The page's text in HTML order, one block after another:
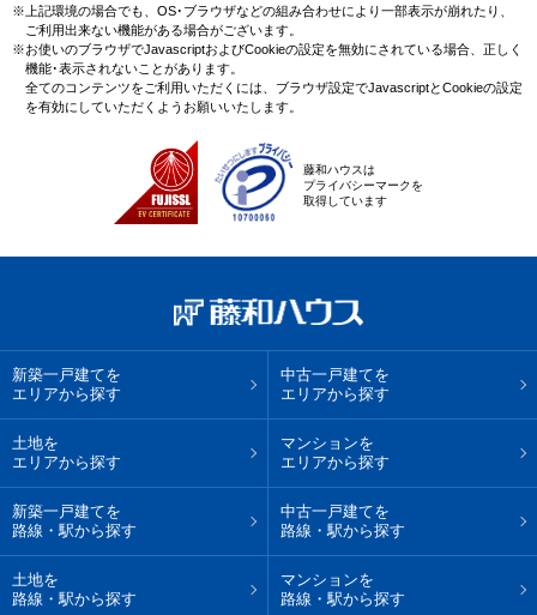
※上記環境の場合でも、OS･ブラウザなどの組み合わせにより一部表示が崩れたり、
ご利用出来ない機能がある場合がございます。
※お使いのブラウザでJavascriptおよびCookieの設定を無効にされている場合、正しく
機能･表示されないことがあります。
全てのコンテンツをご利用いただくには、ブラウザ設定でJavascriptとCookieの設定
を有効にしていただくようお願いいたします。
藤和ハウスは
プライバシーマークを
取得しています
新築一戸建てを
エリアから探す
中古一戸建てを
エリアから探す
土地を
エリアから探す
マンションを
エリアから探す
新築一戸建てを
路線・駅から探す
中古一戸建てを
路線・駅から探す
土地を
路線・駅から探す
マンションを
路線・駅から探す